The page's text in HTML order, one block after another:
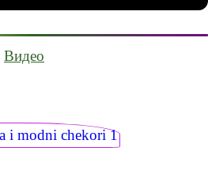
Видео